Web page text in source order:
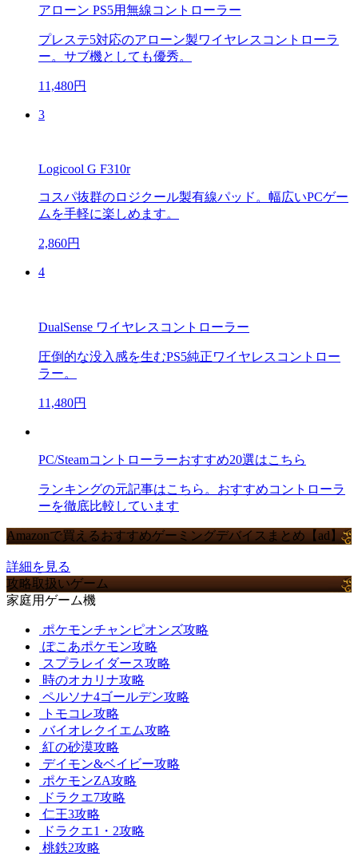
アローン PS5用無線コントローラー
プレステ5対応のアローン製ワイヤレスコントローラ
ー。サブ機としても優秀。
11,480円
3
Logicool G F310r
コスパ抜群のロジクール製有線パッド。幅広いPCゲー
ムを手軽に楽しめます。
2,860円
4
DualSense ワイヤレスコントローラー
圧倒的な没入感を生むPS5純正ワイヤレスコントロー
ラー。
11,480円
PC/Steamコントローラーおすすめ20選はこちら
ランキングの元記事はこちら。おすすめコントローラ
ーを徹底比較しています
Amazonで買えるおすすめゲーミングデバイスまとめ【ad】
詳細を見る
攻略取扱いゲーム
家庭用ゲーム機
ポケモンチャンピオンズ攻略
ぽこあポケモン攻略
スプラレイダース攻略
時のオカリナ攻略
ペルソナ4ゴールデン攻略
トモコレ攻略
バイオレクイエム攻略
紅の砂漠攻略
デイモン&ベイビー攻略
ポケモンZA攻略
ドラクエ7攻略
仁王3攻略
ドラクエ1・2攻略
桃鉄2攻略